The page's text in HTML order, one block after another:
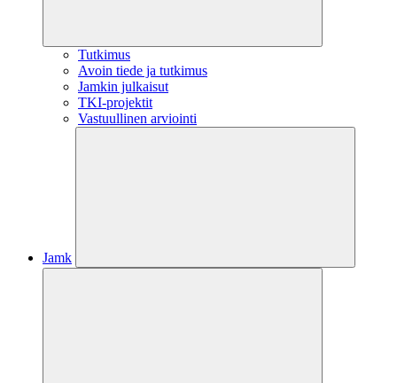
Tutkimus
Avoin tiede ja tutkimus
Jamkin julkaisut
TKI-projektit
Vastuullinen arviointi
Jamk